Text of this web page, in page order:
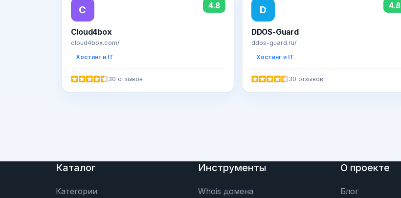
C 4.8
Cloud4box
cloud4box.com/
Хостинг и IT
30 отзывов
D 4.8
DDOS-Guard
ddos-guard.ru/
Хостинг и IT
30 отзывов
Каталог
Категории
Инструменты
Whois домена
О проекте
Блог